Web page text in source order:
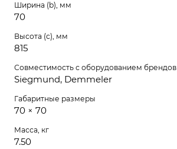
Ширина (b), мм
70
Высота (c), мм
815
Совместимость с оборудованием брендов
Siegmund, Demmeler
Габаритные размеры
70 × 70
Масса, кг
7.50